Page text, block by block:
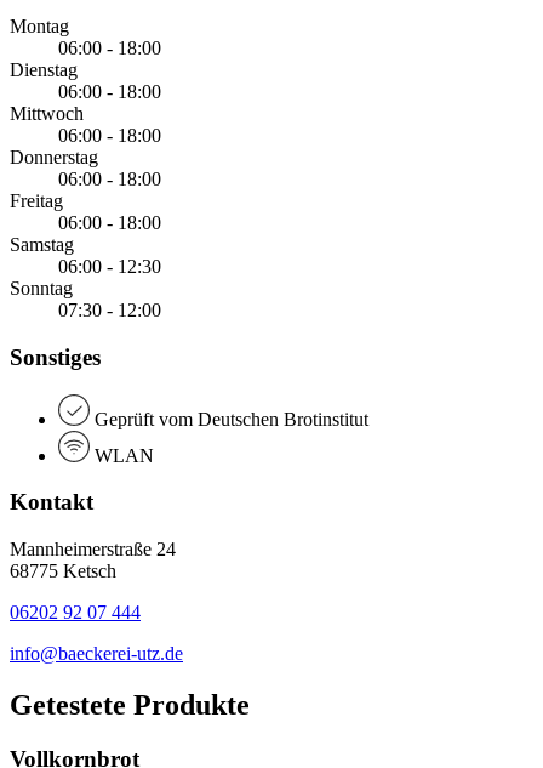
Montag
06:00 - 18:00
Dienstag
06:00 - 18:00
Mittwoch
06:00 - 18:00
Donnerstag
06:00 - 18:00
Freitag
06:00 - 18:00
Samstag
06:00 - 12:30
Sonntag
07:30 - 12:00
Sonstiges
Geprüft vom Deutschen Brotinstitut
WLAN
Kontakt
Mannheimerstraße 24
68775 Ketsch
06202 92 07 444
info@baeckerei-utz.de
Getestete Produkte
Vollkornbrot